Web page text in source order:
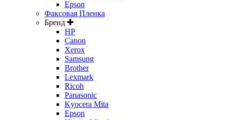
Epson
Факсовая Пленка
Бренд
HP
Canon
Xerox
Samsung
Brother
Lexmark
Ricoh
Panasonic
Kyocera Mita
Epson